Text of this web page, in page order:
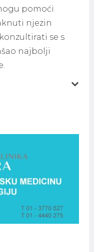
pomoći
njezin
se s
najbolji